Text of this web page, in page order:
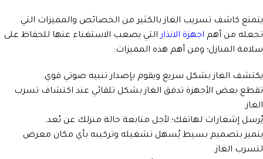
يتمتع كاشف تسريب الغاز بالكثير من الخصائص والمميزات التي
تجعله من أهم اجهزة الانذارالتي يصعب الاستغناء عنها للحفاظ على
سلامة المنازل؛ ومن أهم هذه المميزات:
يكتشف الغاز بشكل سريع ويقوم بإصدار تنبيه صوتي قوي.
تقطع بعض الأجهزة تدفق الغاز بشكل تلقائي عند اكتشاف تسرب
الغاز.
يُرسل إشعارات لهاتفك؛ لأجل متابعة حالة منزلك عن بُعد.
يتميز بتصميم بسيط يُسهل تشغيله وتركيبه بأي مكان معرض
لتسرب الغاز.